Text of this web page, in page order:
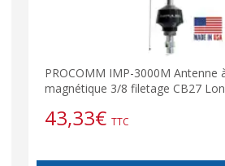
PROCOMM IMP-3000M Antenne
magnétique 3/8 filetage CB27
43,33€ TTC